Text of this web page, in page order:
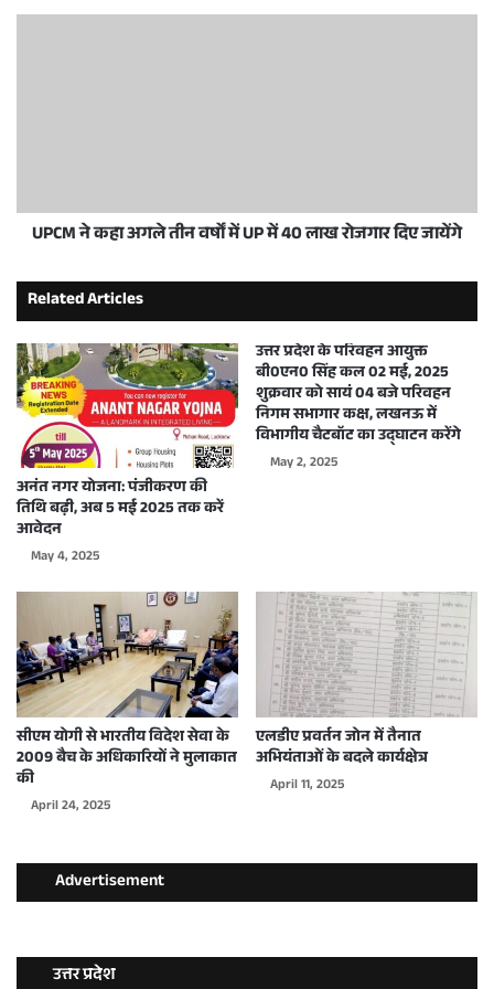
UPCM ने कहा अगले तीन वर्षों में UP में 40 लाख रोजगार दिए जायेंगे
Related Articles
अनंत नगर योजना: पंजीकरण की
तिथि बढ़ी, अब 5 मई 2025 तक करें
आवेदन
May 4, 2025
उत्तर प्रदेश के परिवहन आयुक्त
बी0एन0 सिंह कल 02 मई, 2025
शुक्रवार को सायं 04 बजे परिवहन
निगम सभागार कक्ष, लखनऊ में
विभागीय चैटबॉट का उद्घाटन करेंगे
May 2, 2025
सीएम योगी से भारतीय विदेश सेवा के
2009 बैच के अधिकारियों ने मुलाकात
की
April 24, 2025
एलडीए प्रवर्तन जोन में तैनात
अभियंताओं के बदले कार्यक्षेत्र
April 11, 2025
Advertisement
उत्तर प्रदेश